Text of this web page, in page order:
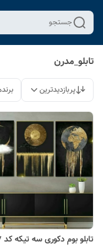
جستجو
تابلو_مدرن
پربازدیدترین
تابلو بوم دکوری سه تیکه کد ۱۷۹۷